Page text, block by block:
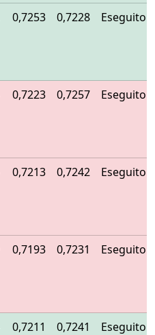
0,7253 0,7228 Eseguito
0,7223 0,7257 Eseguito
0,7213 0,7242 Eseguito
0,7193 0,7231 Eseguito
0,7211 0,7241 Eseguito